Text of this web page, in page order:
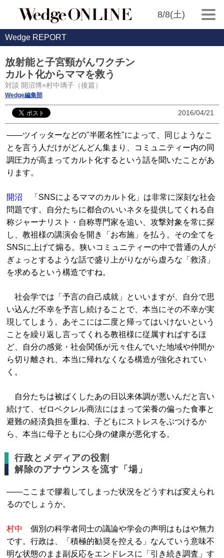
8/8(土)
Wedge REPORT
放射能と子宮頸がんワクチン
カルト化からママを救う
対談 開沼博×村中璃子（後篇）
Wedge編集部
2016/04/21
――ツイッターなどの"半匿名性"によって、同じようなこ
とを言う人だけがどんどん集まり、コミュニティー内の同
調圧力が高まってカルト化するという話を聞いたことがあ
ります。
開沼 「SNSによるママのカルト化」は非常に深刻な社会
問題です。自分たちに都合のいいネタを提供してくれる自
称ジャーナリスト・自称専門家を追い、攻撃対象を常に探
し、教祖様の講演会を開き「お布施」を払う。その全てを
SNSに上げて煽る。狭いコミュニティーの中で普通の人が
ぎょっとするような話で盛り上がりながら虚ろな「救済」
を求めるという構造ですね。
社会学では「予言の自己成就」といいますが、自分で思
い込んだ不幸を予言し続けることで、本当にその不幸が実
現してしまう。あそこには二度と帰ってはいけないという
ことを繰り返し言ってくれる教祖様に従属すればするほ
ど、自分の感覚・社会関係が元々住んでいた地域や仲間か
ら切り離され、本当に帰れなくなる構造が強化されてい
く。
自分たちは被ばくしたあの日以来体調が悪いんだと言い
続けて、ゼロベクレル商法にはまって栄養の偏った食事と
避難の経済負担を重ね、子どもにストレスをぶつけるか
ら、本当に母子ともに心身の健康が悪化する。
行政とメディアの役割
解除のアナウンスを流す「場」
――ここまで膠着してしまった状況をどうすれば変えられ
るのでしょうか。
村中
個別の科学者同士の議論や学会の声明はもはや無力
です。行政は、「積極的勧奨を控える」なんていう意味不
明な状態のまま副反応をエンドレスに「引き続き調査」す